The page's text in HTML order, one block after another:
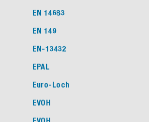
EN 14683
EN 149
EN-13432
EPAL
Euro-Loch
EVOH